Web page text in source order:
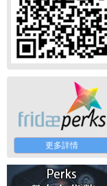
更多詳情